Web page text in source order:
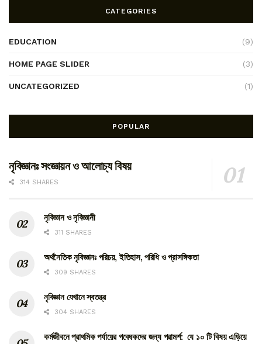
CATEGORIES
EDUCATION (9)
HOME PAGE SLIDER (3)
UNCATEGORIZED (1)
POPULAR
নৃবিজ্ঞানঃ সংজ্ঞায়ন ও আলোচ্য বিষয়
314 SHARES
নৃবিজ্ঞান ও নৃবিজ্ঞানী
311 SHARES
অর্থনৈতিক নৃবিজ্ঞানঃ পরিচয়, ইতিহাস, পরিধি ও প্রাসঙ্গিকতা
309 SHARES
নৃবিজ্ঞান যেখানে স্বতন্ত্র
304 SHARES
কর্মজীবনে প্রাথমিক পর্যায়ের গবেষকদের জন্য পরামর্শ: যে ১০ টি বিষয় এড়িয়ে